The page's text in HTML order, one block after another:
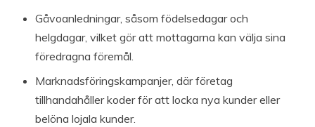
Gåvoanledningar, såsom födelsedagar och
helgdagar, vilket gör att mottagarna kan välja sina
föredragna föremål.
Marknadsföringskampanjer, där företag
tillhandahåller koder för att locka nya kunder eller
belöna lojala kunder.